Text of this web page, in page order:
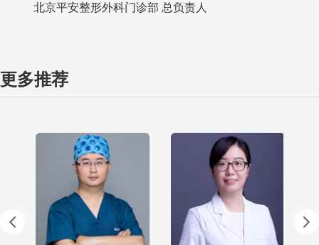
北京平安整形外科门诊部 总负责人
更多推荐